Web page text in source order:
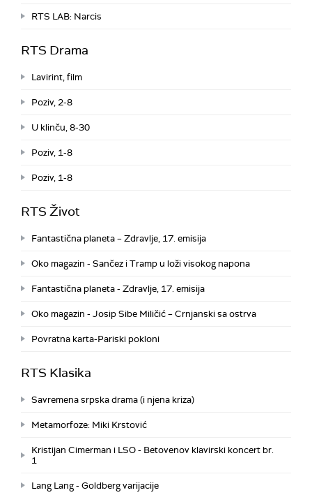
RTS LAB: Narcis
RTS Drama
Lavirint, film
Poziv, 2-8
U klinču, 8-30
Poziv, 1-8
Poziv, 1-8
RTS Život
Fantastična planeta – Zdravlje, 17. emisija
Oko magazin - Sančez i Tramp u loži visokog napona
Fantastična planeta - Zdravlje, 17. emisija
Oko magazin - Josip Sibe Miličić – Crnjanski sa ostrva
Povratna karta-Pariski pokloni
RTS Klasika
Savremena srpska drama (i njena kriza)
Metamorfoze: Miki Krstović
Kristijan Cimerman i LSO - Betovenov klavirski koncert br.
1
Lang Lang - Goldberg varijacije